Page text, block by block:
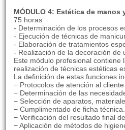
MÓDULO 4: Estética de manos
75 horas
- Determinación de los procesos
- Ejecución de técnicas de
- Elaboración de tratamientos
- Realización de la decoración de
Este módulo profesional
realización de técnicas estéticas
La definición de estas funciones
− Protocolos de atención al cliente.
− Determinación de las
− Selección de aparatos,
− Cumplimentado de ficha técnica.
− Verificación del resultado final
− Aplicación de métodos de